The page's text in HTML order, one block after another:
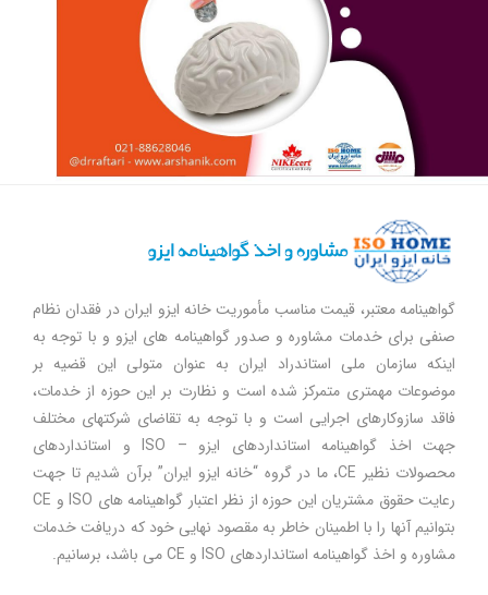
گواهینامه معتبر، قیمت مناسب مأموریت خانه ایزو ایران در فقدان نظام
صنفی برای خدمات مشاوره و صدور گواهینامه های ایزو و با توجه به
اینکه سازمان ملی استاندراد ایران به عنوان متولی این قضیه بر
موضوعات مهمتری متمرکز شده است و نظارت بر این حوزه از خدمات،
فاقد سازوکارهای اجرایی است و با توجه به تقاضای شرکتهای مختلف
جهت اخذ گواهینامه استانداردهای ایزو – ISO و استانداردهای
محصولات نظیر CE، ما در گروه “خانه ایزو ایران” برآن شدیم تا جهت
رعایت حقوق مشتریان این حوزه از نظر اعتبار گواهینامه های ISO و CE
بتوانیم آنها را با اطمینان خاطر به مقصود نهایی خود که دریافت خدمات
مشاوره و اخذ گواهینامه استانداردهای ISO و CE می باشد، برسانیم.